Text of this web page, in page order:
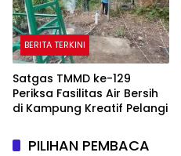
BERITA TERKINI
Satgas TMMD ke-129
Periksa Fasilitas Air Bersih
di Kampung Kreatif Pelangi
PILIHAN PEMBACA